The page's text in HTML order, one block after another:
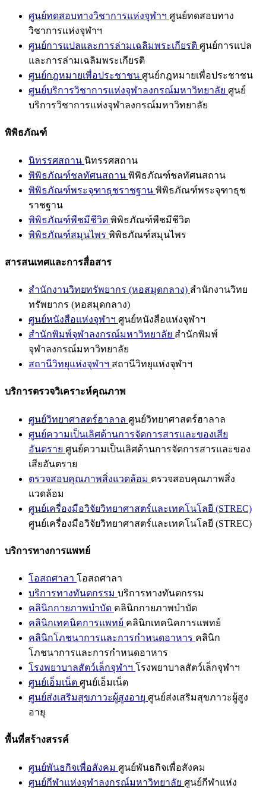
ศูนย์ทดสอบทางวิชาการแห่งจุฬาฯ ศูนย์ทดสอบทาง
วิชาการแห่งจุฬาฯ
ศูนย์การแปลและการล่ามเฉลิมพระเกียรติ ศูนย์การแปล
และการล่ามเฉลิมพระเกียรติ
ศูนย์กฎหมายเพื่อประชาชน ศูนย์กฎหมายเพื่อประชาชน
ศูนย์บริการวิชาการแห่งจุฬาลงกรณ์มหาวิทยาลัย ศูนย์
บริการวิชาการแห่งจุฬาลงกรณ์มหาวิทยาลัย
พิพิธภัณฑ์
นิทรรศสถาน นิทรรศสถาน
พิพิธภัณฑ์ชลทัศนสถาน พิพิธภัณฑ์ชลทัศนสถาน
พิพิธภัณฑ์พระจุฑาธุชราชฐาน พิพิธภัณฑ์พระจุฑาธุช
ราชฐาน
พิพิธภัณฑ์พืชมีชีวิต พิพิธภัณฑ์พืชมีชีวิต
พิพิธภัณฑ์สมุนไพร พิพิธภัณฑ์สมุนไพร
สารสนเทศและการสื่อสาร
สำนักงานวิทยทรัพยากร (หอสมุดกลาง) สำนักงานวิทย
ทรัพยากร (หอสมุดกลาง)
ศูนย์หนังสือแห่งจุฬาฯ ศูนย์หนังสือแห่งจุฬาฯ
สำนักพิมพ์จุฬาลงกรณ์มหาวิทยาลัย สำนักพิมพ์
จุฬาลงกรณ์มหาวิทยาลัย
สถานีวิทยุแห่งจุฬาฯ สถานีวิทยุแห่งจุฬาฯ
บริการตรวจวิเคราะห์คุณภาพ
ศูนย์วิทยาศาสตร์ฮาลาล ศูนย์วิทยาศาสตร์ฮาลาล
ศูนย์ความเป็นเลิศด้านการจัดการสารและของเสีย
อันตราย ศูนย์ความเป็นเลิศด้านการจัดการสารและของ
เสียอันตราย
ตรวจสอบคุณภาพสิ่งแวดล้อม ตรวจสอบคุณภาพสิ่ง
แวดล้อม
ศูนย์เครื่องมือวิจัยวิทยาศาสตร์และเทคโนโลยี (STREC)
ศูนย์เครื่องมือวิจัยวิทยาศาสตร์และเทคโนโลยี (STREC)
บริการทางการแพทย์
โอสถศาลา โอสถศาลา
บริการทางทันตกรรม บริการทางทันตกรรม
คลินิกกายภาพบำบัด คลินิกกายภาพบำบัด
คลินิกเทคนิคการแพทย์ คลินิกเทคนิคการแพทย์
คลินิกโภชนาการและการกำหนดอาหาร คลินิก
โภชนาการและการกำหนดอาหาร
โรงพยาบาลสัตว์เล็กจุฬาฯ โรงพยาบาลสัตว์เล็กจุฬาฯ
ศูนย์เอ็มเน็ต ศูนย์เอ็มเน็ต
ศูนย์ส่งเสริมสุขภาวะผู้สูงอายุ ศูนย์ส่งเสริมสุขภาวะผู้สูง
อายุ
พื้นที่สร้างสรรค์
ศูนย์พันธกิจเพื่อสังคม ศูนย์พันธกิจเพื่อสังคม
ศูนย์กีฬาแห่งจุฬาลงกรณ์มหาวิทยาลัย ศูนย์กีฬาแห่ง